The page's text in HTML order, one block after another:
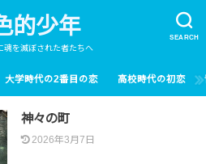
SEARCH
的少年
魂を滅ぼされた者たちへ
大学時代の2番目の恋 高校時代の初恋
神々の町
2026年3月7日